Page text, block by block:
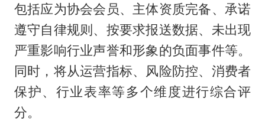
包括应为协会会员、主体资质完备、承诺
遵守自律规则、按要求报送数据、未出现
严重影响行业声誉和形象的负面事件等。
同时，将从运营指标、风险防控、消费者
保护、行业表率等多个维度进行综合评
分。